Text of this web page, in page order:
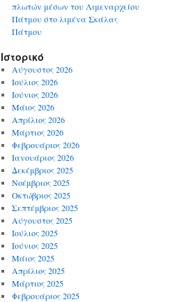
πλωτών μέσων του Λιμεναρχείου
Πάτμου στο λιμένα Σκάλας
Πάτμου
Ιστορικό
Αύγουστος 2026
Ιούλιος 2026
Ιούνιος 2026
Μάιος 2026
Απρίλιος 2026
Μάρτιος 2026
Φεβρουάριος 2026
Ιανουάριος 2026
Δεκέμβριος 2025
Νοέμβριος 2025
Οκτώβριος 2025
Σεπτέμβριος 2025
Αύγουστος 2025
Ιούλιος 2025
Ιούνιος 2025
Μάιος 2025
Απρίλιος 2025
Μάρτιος 2025
Φεβρουάριος 2025